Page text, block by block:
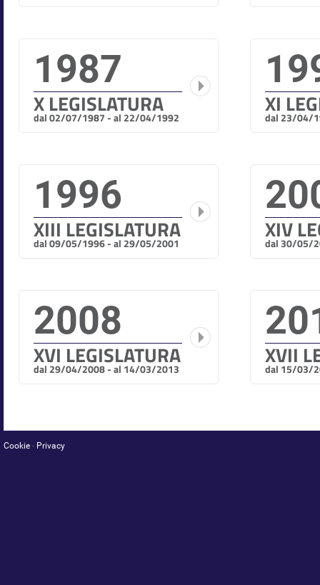
1987
X LEGISLATURA
dal 02/07/1987 - al 22/04/1992 XI
dal 23/04/
1996
XIII LEGISLATURA
dal 09/05/1996 - al 29/05/2001 XIV
dal 30/05/
2008
XVI LEGISLATURA
dal 29/04/2008 - al 14/03/2013 XVII
dal 15/03/
Cookie - Privacy